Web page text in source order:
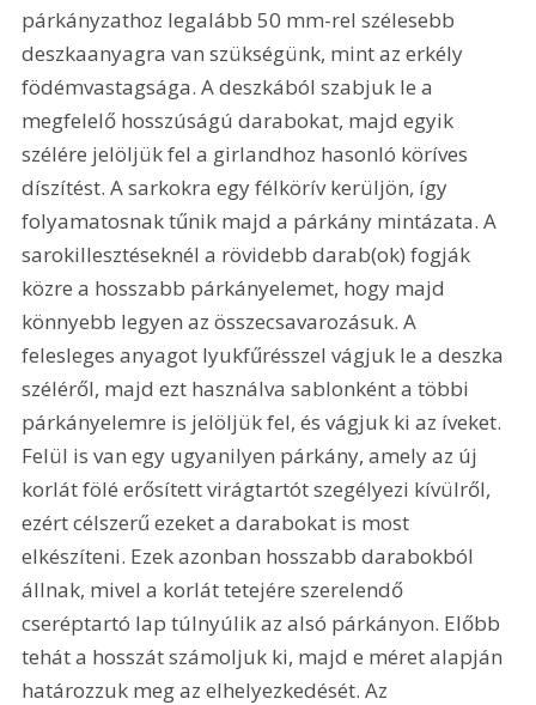
párkányzathoz legalább 50 mm-rel szélesebb
deszkaanyagra van szükségünk, mint az erkély
födémvastagsága. A deszkából szabjuk le a
megfelelő hosszúságú darabokat, majd egyik
szélére jelöljük fel a girlandhoz hasonló köríves
díszítést. A sarkokra egy félkörív kerüljön, így
folyamatosnak tűnik majd a párkány mintázata. A
sarokillesztéseknél a rövidebb darab(ok) fogják
közre a hosszabb párkányelemet, hogy majd
könnyebb legyen az összecsavarozásuk. A
felesleges anyagot lyukfűrésszel vágjuk le a deszka
széléről, majd ezt használva sablonként a többi
párkányelemre is jelöljük fel, és vágjuk ki az íveket.
Felül is van egy ugyanilyen párkány, amely az új
korlát fölé erősített virágtartót szegélyezi kívülről,
ezért célszerű ezeket a darabokat is most
elkészíteni. Ezek azonban hosszabb darabokból
állnak, mivel a korlát tetejére szerelendő
cseréptartó lap túlnyúlik az alsó párkányon. Előbb
tehát a hosszát számoljuk ki, majd e méret alapján
határozzuk meg az elhelyezkedését. Az